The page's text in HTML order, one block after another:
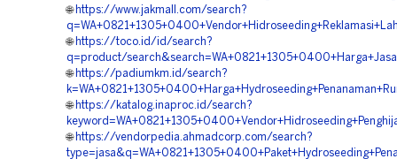
🌐 https://www.jakmall.com/search?
🌐 https://toco.id/id/search?
q=product/
🌐 https://padiumkm.id/search?
🌐 https://katalog.inaproc.id/search?
🌐 https://vendorpedia.ahmadcorp.com/search?